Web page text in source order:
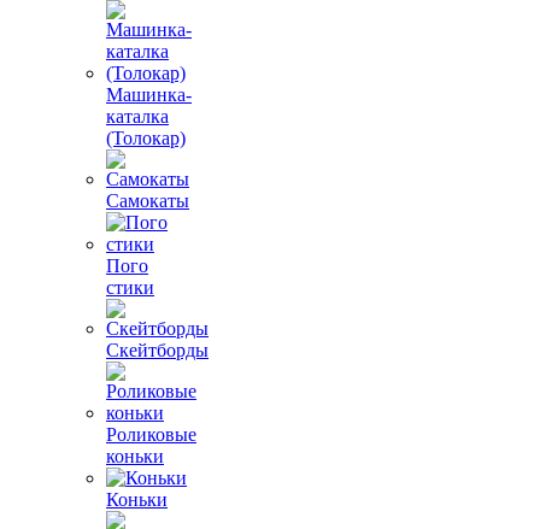
Машинка-
каталка
(Толокар)
Самокаты
Пого
стики
Скейтборды
Роликовые
коньки
Коньки